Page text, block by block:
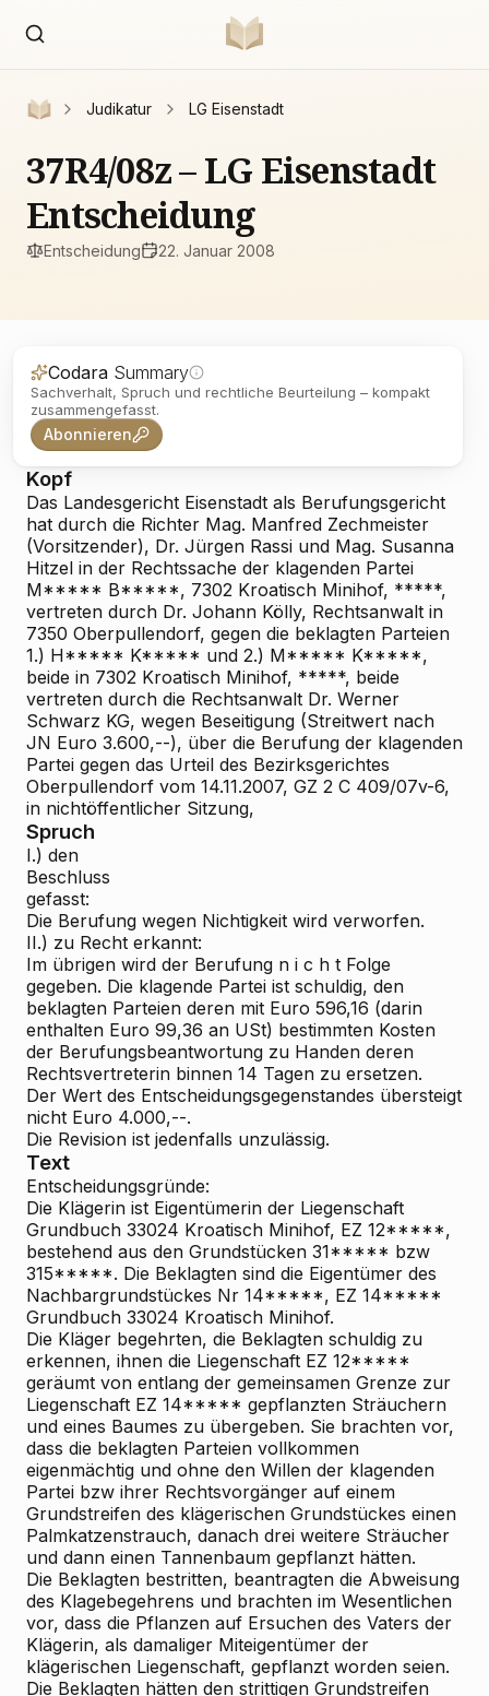
Judikatur LG Eisenstadt
37R4/08z – LG Eisenstadt
Entscheidung
Entscheidung 22. Januar 2008
Codara Summary
Sachverhalt, Spruch und rechtliche Beurteilung – kompakt
zusammengefasst.
Abonnieren
Kopf
Das Landesgericht Eisenstadt als Berufungsgericht
hat durch die Richter Mag. Manfred Zechmeister
(Vorsitzender), Dr. Jürgen Rassi und Mag. Susanna
Hitzel in der Rechtssache der klagenden Partei
M***** B*****, 7302 Kroatisch Minihof, *****,
vertreten durch Dr. Johann Kölly, Rechtsanwalt in
7350 Oberpullendorf, gegen die beklagten Parteien
1.) H***** K***** und 2.) M***** K*****,
beide in 7302 Kroatisch Minihof, *****, beide
vertreten durch die Rechtsanwalt Dr. Werner
Schwarz KG, wegen Beseitigung (Streitwert nach
JN Euro 3.600,--), über die Berufung der klagenden
Partei gegen das Urteil des Bezirksgerichtes
Oberpullendorf vom 14.11.2007, GZ 2 C 409/07v-6,
in nichtöffentlicher Sitzung,
Spruch
I.) den
Beschluss
gefasst:
Die Berufung wegen Nichtigkeit wird verworfen.
II.) zu Recht erkannt:
Im übrigen wird der Berufung n i c h t Folge
gegeben. Die klagende Partei ist schuldig, den
beklagten Parteien deren mit Euro 596,16 (darin
enthalten Euro 99,36 an USt) bestimmten Kosten
der Berufungsbeantwortung zu Handen deren
Rechtsvertreterin binnen 14 Tagen zu ersetzen.
Der Wert des Entscheidungsgegenstandes übersteigt
nicht Euro 4.000,--.
Die Revision ist jedenfalls unzulässig.
Text
Entscheidungsgründe:
Die Klägerin ist Eigentümerin der Liegenschaft
Grundbuch 33024 Kroatisch Minihof, EZ 12*****,
bestehend aus den Grundstücken 31***** bzw
315*****. Die Beklagten sind die Eigentümer des
Nachbargrundstückes Nr 14*****, EZ 14*****
Grundbuch 33024 Kroatisch Minihof.
Die Kläger begehrten, die Beklagten schuldig zu
erkennen, ihnen die Liegenschaft EZ 12*****
geräumt von entlang der gemeinsamen Grenze zur
Liegenschaft EZ 14***** gepflanzten Sträuchern
und eines Baumes zu übergeben. Sie brachten vor,
dass die beklagten Parteien vollkommen
eigenmächtig und ohne den Willen der klagenden
Partei bzw ihrer Rechtsvorgänger auf einem
Grundstreifen des klägerischen Grundstückes einen
Palmkatzenstrauch, danach drei weitere Sträucher
und dann einen Tannenbaum gepflanzt hätten.
Die Beklagten bestritten, beantragten die Abweisung
des Klagebegehrens und brachten im Wesentlichen
vor, dass die Pflanzen auf Ersuchen des Vaters der
Klägerin, als damaliger Miteigentümer der
klägerischen Liegenschaft, gepflanzt worden seien.
Die Beklagten hätten den strittigen Grundstreifen